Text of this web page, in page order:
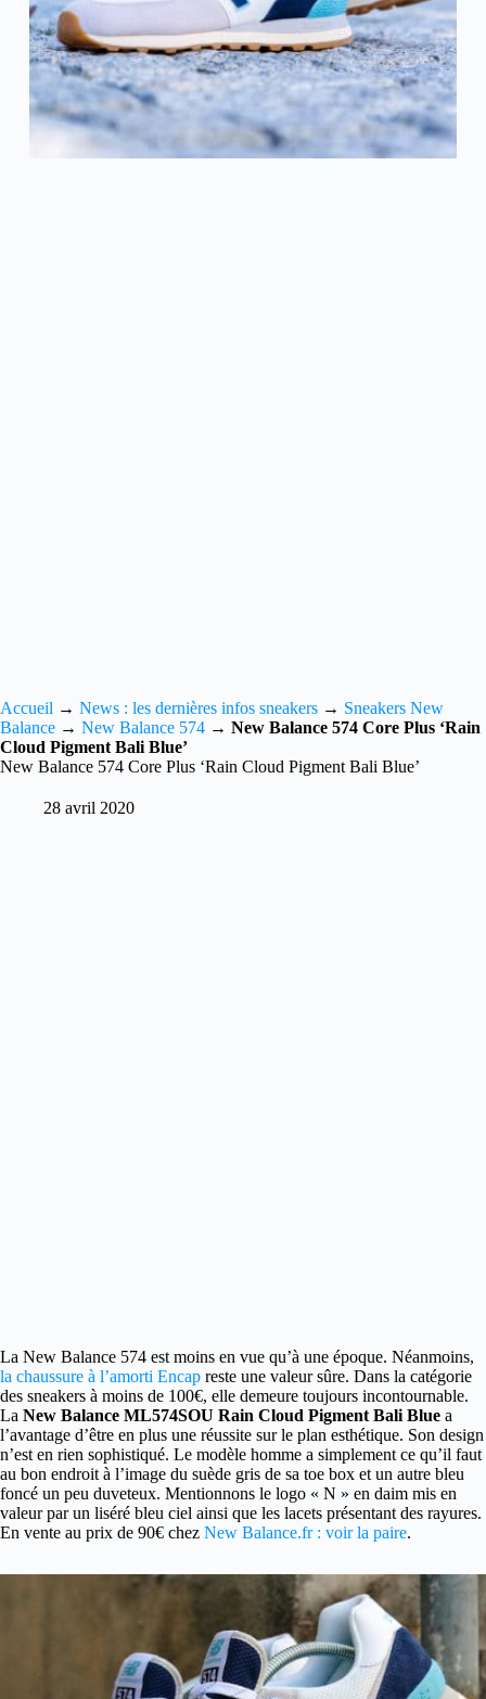
Accueil → News : les dernières infos sneakers → Sneakers New
Balance → New Balance 574 → New Balance 574 Core Plus ‘Rain
Cloud Pigment Bali Blue’
New Balance 574 Core Plus ‘Rain Cloud Pigment Bali Blue’
28 avril 2020
La New Balance 574 est moins en vue qu’à une époque. Néanmoins,
la chaussure à l’amorti Encap reste une valeur sûre. Dans la catégorie
des sneakers à moins de 100€, elle demeure toujours incontournable.
La New Balance ML574SOU Rain Cloud Pigment Bali Blue a
l’avantage d’être en plus une réussite sur le plan esthétique. Son design
n’est en rien sophistiqué. Le modèle homme a simplement ce qu’il faut
au bon endroit à l’image du suède gris de sa toe box et un autre bleu
foncé un peu duveteux. Mentionnons le logo « N » en daim mis en
valeur par un liséré bleu ciel ainsi que les lacets présentant des rayures.
En vente au prix de 90€ chez New Balance.fr : voir la paire.